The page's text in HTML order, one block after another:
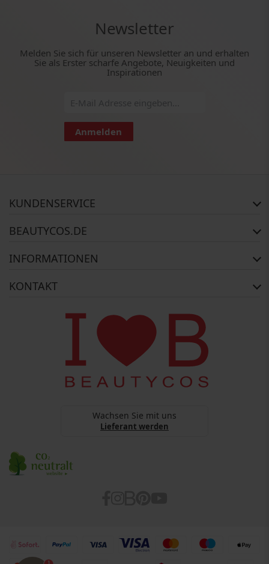
Newsletter
Melden Sie sich für unseren Newsletter an und erhalten
Sie als Erster scharfe Angebote, Neuigkeiten und
Inspirationen
Anmelden
KUNDENSERVICE
Reklamationsrecht
BEAUTYCOS.DE
INFORMATIONEN
Datenschutz
YouTube Terms Of Services
Cookies
Barrierefreiheitserklärung
KONTAKT
webshop@beautycos.de
Steuernummer: 15/248/11226
Wachsen Sie mit uns
Lieferant werden